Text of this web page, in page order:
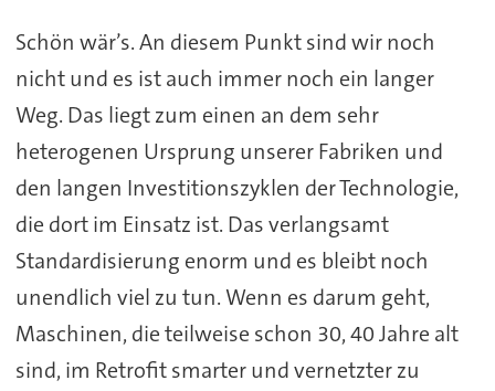
Schön wär’s. An diesem Punkt sind wir noch
nicht und es ist auch immer noch ein langer
Weg. Das liegt zum einen an dem sehr
heterogenen Ursprung unserer Fabriken und
den langen Investitionszyklen der Technologie,
die dort im Einsatz ist. Das verlangsamt
Standardisierung enorm und es bleibt noch
unendlich viel zu tun. Wenn es darum geht,
Maschinen, die teilweise schon 30, 40 Jahre alt
sind, im Retrofit smarter und vernetzter zu